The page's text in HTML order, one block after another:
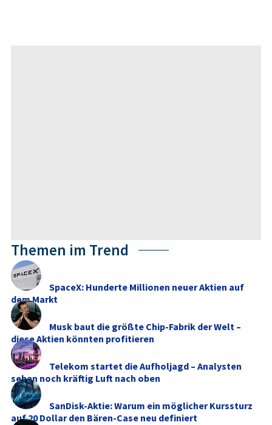
Themen im Trend
SpaceX: Hunderte Millionen neuer Aktien auf
dem Markt
Musk baut die größte Chip-Fabrik der Welt –
diese Aktien könnten profitieren
Telekom startet die Aufholjagd – Analysten
sehen noch kräftig Luft nach oben
SanDisk-Aktie: Warum ein möglicher Kurssturz
auf 20 Dollar den Bären-Case neu definiert